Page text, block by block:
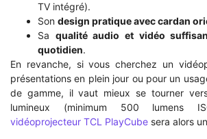
TV intégré).
Son design pratique avec cardan
Sa qualité audio et vidéo
quotidien.
En revanche, si vous cherchez un
présentations en plein jour ou pour un
de gamme, il vaut mieux se tourner
lumineux (minimum 500 lumens
vidéoprojecteur TCL PlayCube sera alors